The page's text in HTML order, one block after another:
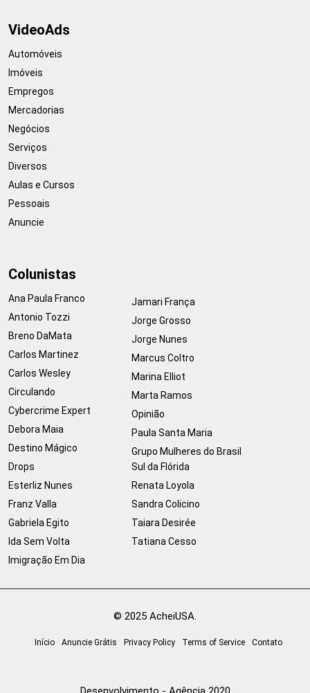
VideoAds
Automóveis
Imóveis
Empregos
Mercadorias
Negócios
Serviços
Diversos
Aulas e Cursos
Pessoais
Anuncie
Colunistas
Ana Paula Franco
Antonio Tozzi
Breno DaMata
Carlos Martinez
Carlos Wesley
Circulando
Cybercrime Expert
Debora Maia
Destino Mágico
Drops
Esterliz Nunes
Franz Valla
Gabriela Egito
Ida Sem Volta
Imigração Em Dia
Jamari França
Jorge Grosso
Jorge Nunes
Marcus Coltro
Marina Elliot
Marta Ramos
Opinião
Paula Santa Maria
Grupo Mulheres do Brasil
Sul da Flórida
Renata Loyola
Sandra Colicino
Taiara Desirée
Tatiana Cesso
© 2025 AcheiUSA.
Início Anuncie Grátis Privacy Policy Terms of Service Contato